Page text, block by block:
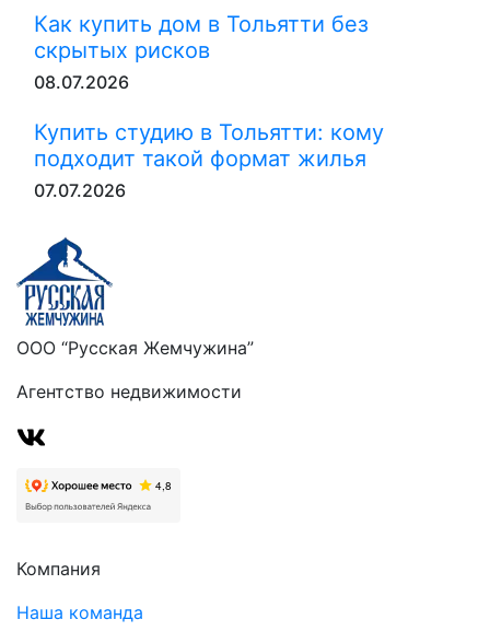
Как купить дом в Тольятти без
скрытых рисков
08.07.2026
Купить студию в Тольятти: кому
подходит такой формат жилья
07.07.2026
ООО “Русская Жемчужина”
Агентство недвижимости
Компания
Наша команда